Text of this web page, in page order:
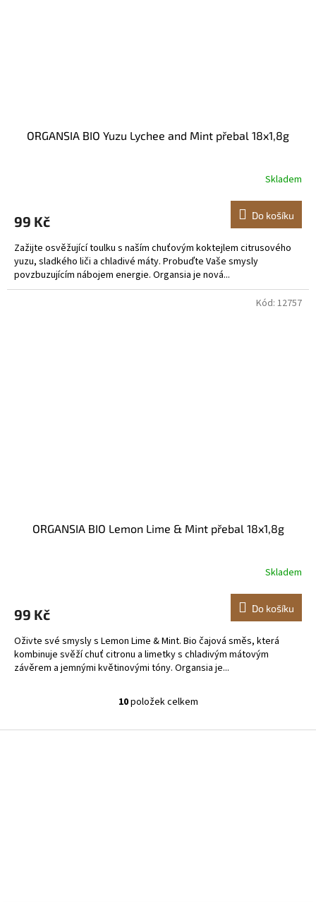
ORGANSIA BIO Yuzu Lychee and Mint přebal 18x1,8g
Skladem
99 Kč Do košíku
Zažijte osvěžující toulku s naším chuťovým koktejlem citrusového
yuzu, sladkého liči a chladivé máty. Probuďte Vaše smysly
povzbuzujícím nábojem energie. Organsia je nová...
ORGANSIA BIO Lemon Lime & Mint přebal 18x1,8g
Skladem
99 Kč Do košíku
Oživte své smysly s Lemon Lime & Mint. Bio čajová směs, která
kombinuje svěží chuť citronu a limetky s chladivým mátovým
závěrem a jemnými květinovými tóny. Organsia je...
Kód: 12757
O
l
10položek celkem